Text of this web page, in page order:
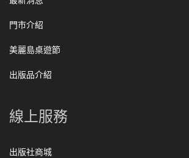
門市介紹
美麗島桌遊節
出版品介紹
線上服務
出版社商城